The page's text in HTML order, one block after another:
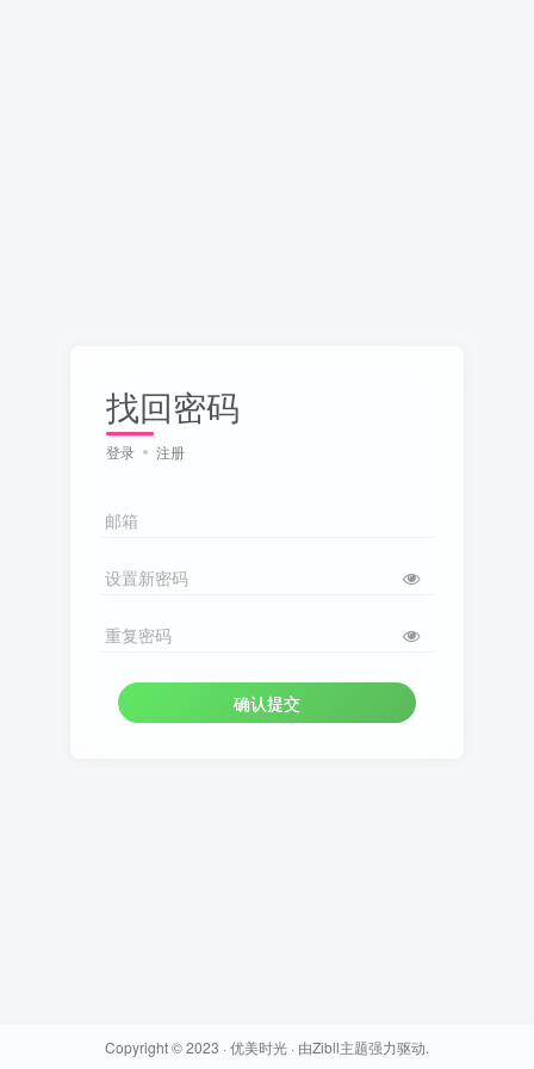
找回密码
登录 注册
邮箱
设置新密码
重复密码
确认提交
Copyright © 2023 · 优美时光 · 由Zibll主题强力驱动.